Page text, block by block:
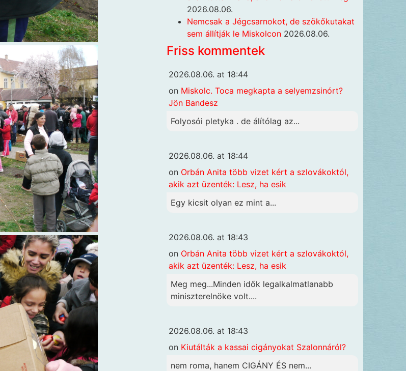
2026.08.06.
Nemcsak a Jégcsarnokot, de szökőkutakat
sem állítják le Miskolcon 2026.08.06.
Friss kommentek
2026.08.06. at 18:44
on Miskolc. Toca megkapta a selyemzsinórt?
Jön Bandesz
Folyosói pletyka . de álítólag az...
2026.08.06. at 18:44
on Orbán Anita több vizet kért a szlovákoktól,
akik azt üzenték: Lesz, ha esik
Egy kicsit olyan ez mint a...
2026.08.06. at 18:43
on Orbán Anita több vizet kért a szlovákoktól,
akik azt üzenték: Lesz, ha esik
Meg meg...Minden idők legalkalmatlanabb
miniszterelnöke volt....
2026.08.06. at 18:43
on Kiutálták a kassai cigányokat Szalonnáról?
nem roma, hanem CIGÁNY ÉS nem...